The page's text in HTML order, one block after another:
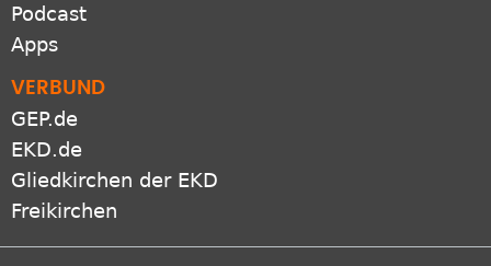
Podcast
Apps
VERBUND
GEP.de
EKD.de
Gliedkirchen der EKD
Freikirchen